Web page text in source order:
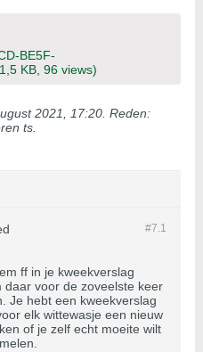
BE5F-
KB, 96 views)
2021, 17:20 Reden:
ts.
#7.1
ff in je kweekverslag
voor de zoveelste keer
Je hebt een kweekverslag
elk wittewasje een nieuw
of je zelf echt moeite wilt